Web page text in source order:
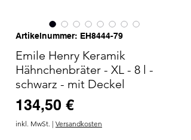
Artikelnummer: EH8444-79
Emile Henry Keramik
Hähnchenbräter - XL - 8 l -
schwarz - mit Deckel
134,50 €Preis
inkl. MwSt. | Versandkosten